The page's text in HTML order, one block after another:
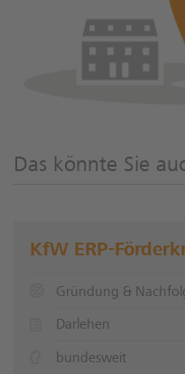
Das könnte Sie
KfW ERP-
Gründung &
Darlehen
bundesweit